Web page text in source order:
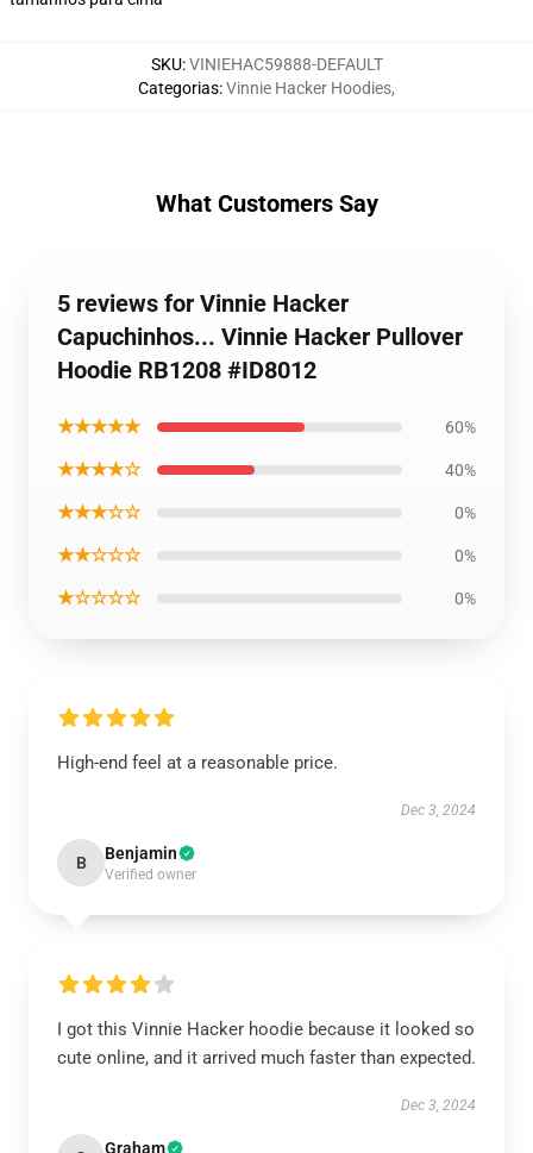
SKU:VINIEHAC59888-DEFAULT
Categorias:Vinnie Hacker Hoodies,
What Customers Say
5 reviews for Vinnie Hacker
Capuchinhos... Vinnie Hacker Pullover
Hoodie RB1208 #ID8012
★★★★★ 60%
★★★★☆ 40%
★★★☆☆ 0%
★★☆☆☆ 0%
★☆☆☆☆ 0%
High-end feel at a reasonable price.
Dec 3, 2024
B Benjamin
Verified owner
I got this Vinnie Hacker hoodie because it looked so
cute online, and it arrived much faster than expected.
Dec 3, 2024
Graham